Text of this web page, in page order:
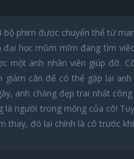
phim được chuyển thể từ
học mũm mĩm đang tìm
một anh nhân viên giúp đỡ.
cân để có thể gặp lại anh
anh chàng đẹp trai nhất
người trong mộng của cô!
thay, đó lại chính là cô trước